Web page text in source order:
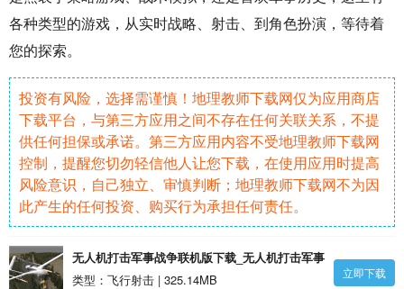
各种类型的游戏，从实时战略、 射击、到角色扮演，等待着
您的探索。
投资有风险，选择需谨慎！地理教师下载网仅为应用商店
下载平台，与第三方应用之间不存在任何关联关系，不提
供任何担保或承诺。第三方应用内容不受地理教师下载网
控制，提醒您切勿轻信他人让您下载，在使用应用时提高
风险意识，自己独立、审慎判断；地理教师下载网不为因
此产生的任何投资、购买行为承担任何责任。
无人机打击军事战争联机版下载_无人机打击军事
战争联机版安卓版
类型：飞行射击 | 325.14MB 立即下载